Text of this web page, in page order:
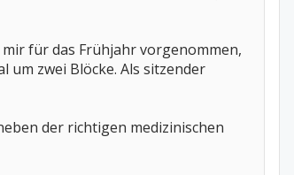
für das Frühjahr vorgenommen,
um zwei Blöcke. Als sitzender
der richtigen medizinischen